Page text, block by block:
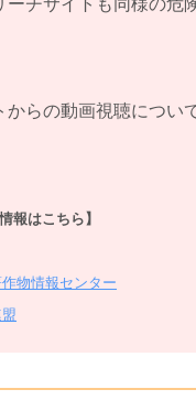
ってしまったアイツ」
ーチサイトも同様の危
からの動画視聴につい
報はこちら】
物情報センター